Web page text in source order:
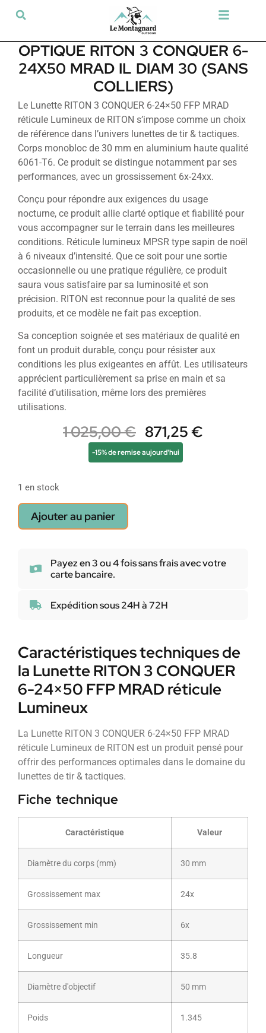
OPTIQUE RITON 3 CONQUER 6-
24X50 MRAD IL DIAM 30 (SANS
COLLIERS)
Le Lunette RITON 3 CONQUER 6-24×50 FFP MRAD
réticule Lumineux de RITON s’impose comme un choix
de référence dans l’univers lunettes de tir & tactiques.
Corps monobloc de 30 mm en aluminium haute qualité
6061-T6. Ce produit se distingue notamment par ses
performances, avec un grossissement 6x-24xx.
Conçu pour répondre aux exigences du usage
nocturne, ce produit allie clarté optique et fiabilité pour
vous accompagner sur le terrain dans les meilleures
conditions. Réticule lumineux MPSR type sapin de noël
à 6 niveaux d’intensité. Que ce soit pour une sortie
occasionnelle ou une pratique régulière, ce produit
saura vous satisfaire par sa luminosité et son
précision. RITON est reconnue pour la qualité de ses
produits, et ce modèle ne fait pas exception.
Sa conception soignée et ses matériaux de qualité en
font un produit durable, conçu pour résister aux
conditions les plus exigeantes en affût. Les utilisateurs
apprécient particulièrement sa prise en main et sa
facilité d’utilisation, même lors des premières
utilisations.
1 025,00€ 871,25€
-15% de remise aujourd'hui
1 en stock
Ajouter au panier
Payez en 3 ou 4 fois sans frais avec votre
carte bancaire.
Expédition sous 24H à 72H
Caractéristiques techniques de
la Lunette RITON 3 CONQUER
6-24×50 FFP MRAD réticule
Lumineux
La Lunette RITON 3 CONQUER 6-24×50 FFP MRAD
réticule Lumineux de RITON est un produit pensé pour
offrir des performances optimales dans le domaine du
lunettes de tir & tactiques.
Fiche technique
Caractéristique Valeur
Diamètre du corps (mm) 30 mm
Grossissement max 24x
Grossissement min 6x
Longueur 35.8
Diamètre d'objectif 50 mm
Poids 1.345